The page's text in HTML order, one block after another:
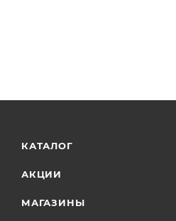
КАТАЛОГ
АКЦИИ
МАГАЗИНЫ